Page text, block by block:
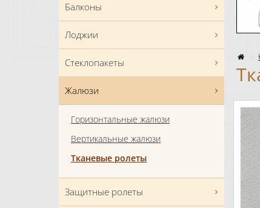
Балконы
Лоджии
Стеклопакеты
Жалюзи
Горизонтальные жалюзи
Вертикальные жалюзи
Тканевые ролеты
Защитные ролеты